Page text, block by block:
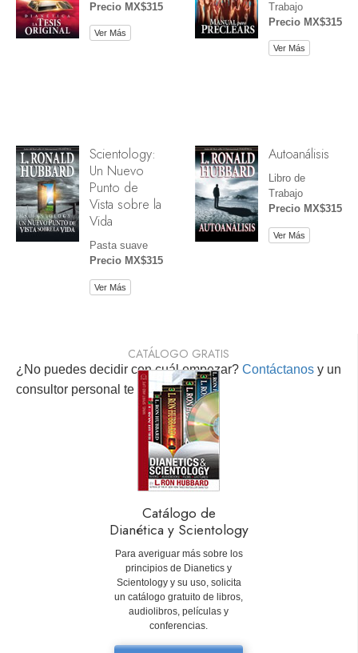
Precio MX$315
Ver Más
Trabajo
Precio MX$315
Ver Más
Scientology:
Un Nuevo
Punto de
Vista sobre la
Vida
Pasta suave
Precio MX$315
Ver Más
Autoanálisis
Libro de
Trabajo
Precio MX$315
Ver Más
¿No puedes decidir con cuál empezar? Contáctanos y un
consultor personal te ayudará.
CATÁLOGO GRATIS
Catálogo de
Dianética y Scientology
Para averiguar más sobre los
principios de Dianetics y
Scientology y su uso, solicita
un catálogo gratuito de libros,
audiolibros, películas y
conferencias.